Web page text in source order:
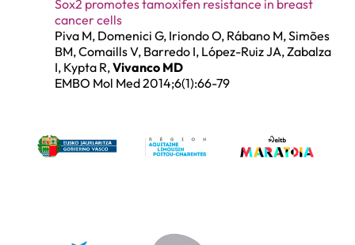
Sox2 promotes tamoxifen resistance in breast
cancer cells
Piva M, Domenici G, Iriondo O, Rábano M, Simões
BM, Comaills V, Barredo I, López-Ruiz JA, Zabalza
I, Kypta R,Vivanco MD
EMBO Mol Med 2014;6(1):66-79